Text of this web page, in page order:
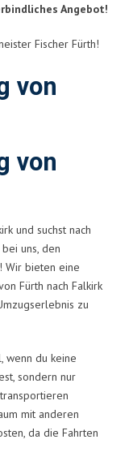
Angebot!
Fischer Fürth!
von
von
und suchst nach
uns, den
Wir bieten eine
Fürth nach Falkirk
zu
wenn du keine
sondern nur
mit anderen
da die Fahrten